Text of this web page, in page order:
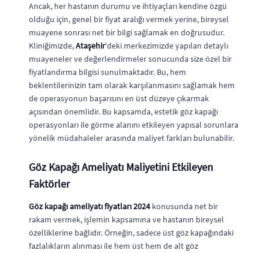
Ancak, her hastanın durumu ve ihtiyaçları kendine özgü
olduğu için, genel bir fiyat aralığı vermek yerine, bireysel
muayene sonrası net bir bilgi sağlamak en doğrusudur.
Kliniğimizde,Ataşehir'deki merkezimizde yapılan detaylı
muayeneler ve değerlendirmeler sonucunda size özel bir
fiyatlandırma bilgisi sunulmaktadır. Bu, hem
beklentilerinizin tam olarak karşılanmasını sağlamak hem
de operasyonun başarısını en üst düzeye çıkarmak
açısından önemlidir. Bu kapsamda, estetik göz kapağı
operasyonları ile görme alanını etkileyen yapısal sorunlara
yönelik müdahaleler arasında maliyet farkları bulunabilir.
Göz Kapağı Ameliyatı Maliyetini Etkileyen
Faktörler
Göz kapağı ameliyatı fiyatları 2024konusunda net bir
rakam vermek, işlemin kapsamına ve hastanın bireysel
özelliklerine bağlıdır. Örneğin, sadece üst göz kapağındaki
fazlalıkların alınması ile hem üst hem de alt göz